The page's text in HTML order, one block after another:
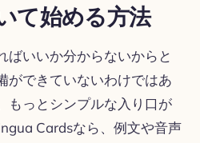
て始める方法
ばいいか分からないからと
ができていないわけではあ
もっとシンプルな入り口が
Cardsなら、例文や音声